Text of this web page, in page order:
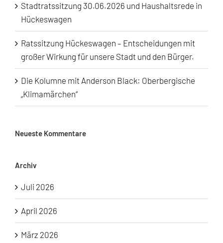
Stadtratssitzung 30.06.2026 und Haushaltsrede in
Hückeswagen
Ratssitzung Hückeswagen – Entscheidungen mit
großer Wirkung für unsere Stadt und den Bürger.
Die Kolumne mit Anderson Black: Oberbergische
„Klimamärchen“
Neueste Kommentare
Archiv
Juli 2026
April 2026
März 2026